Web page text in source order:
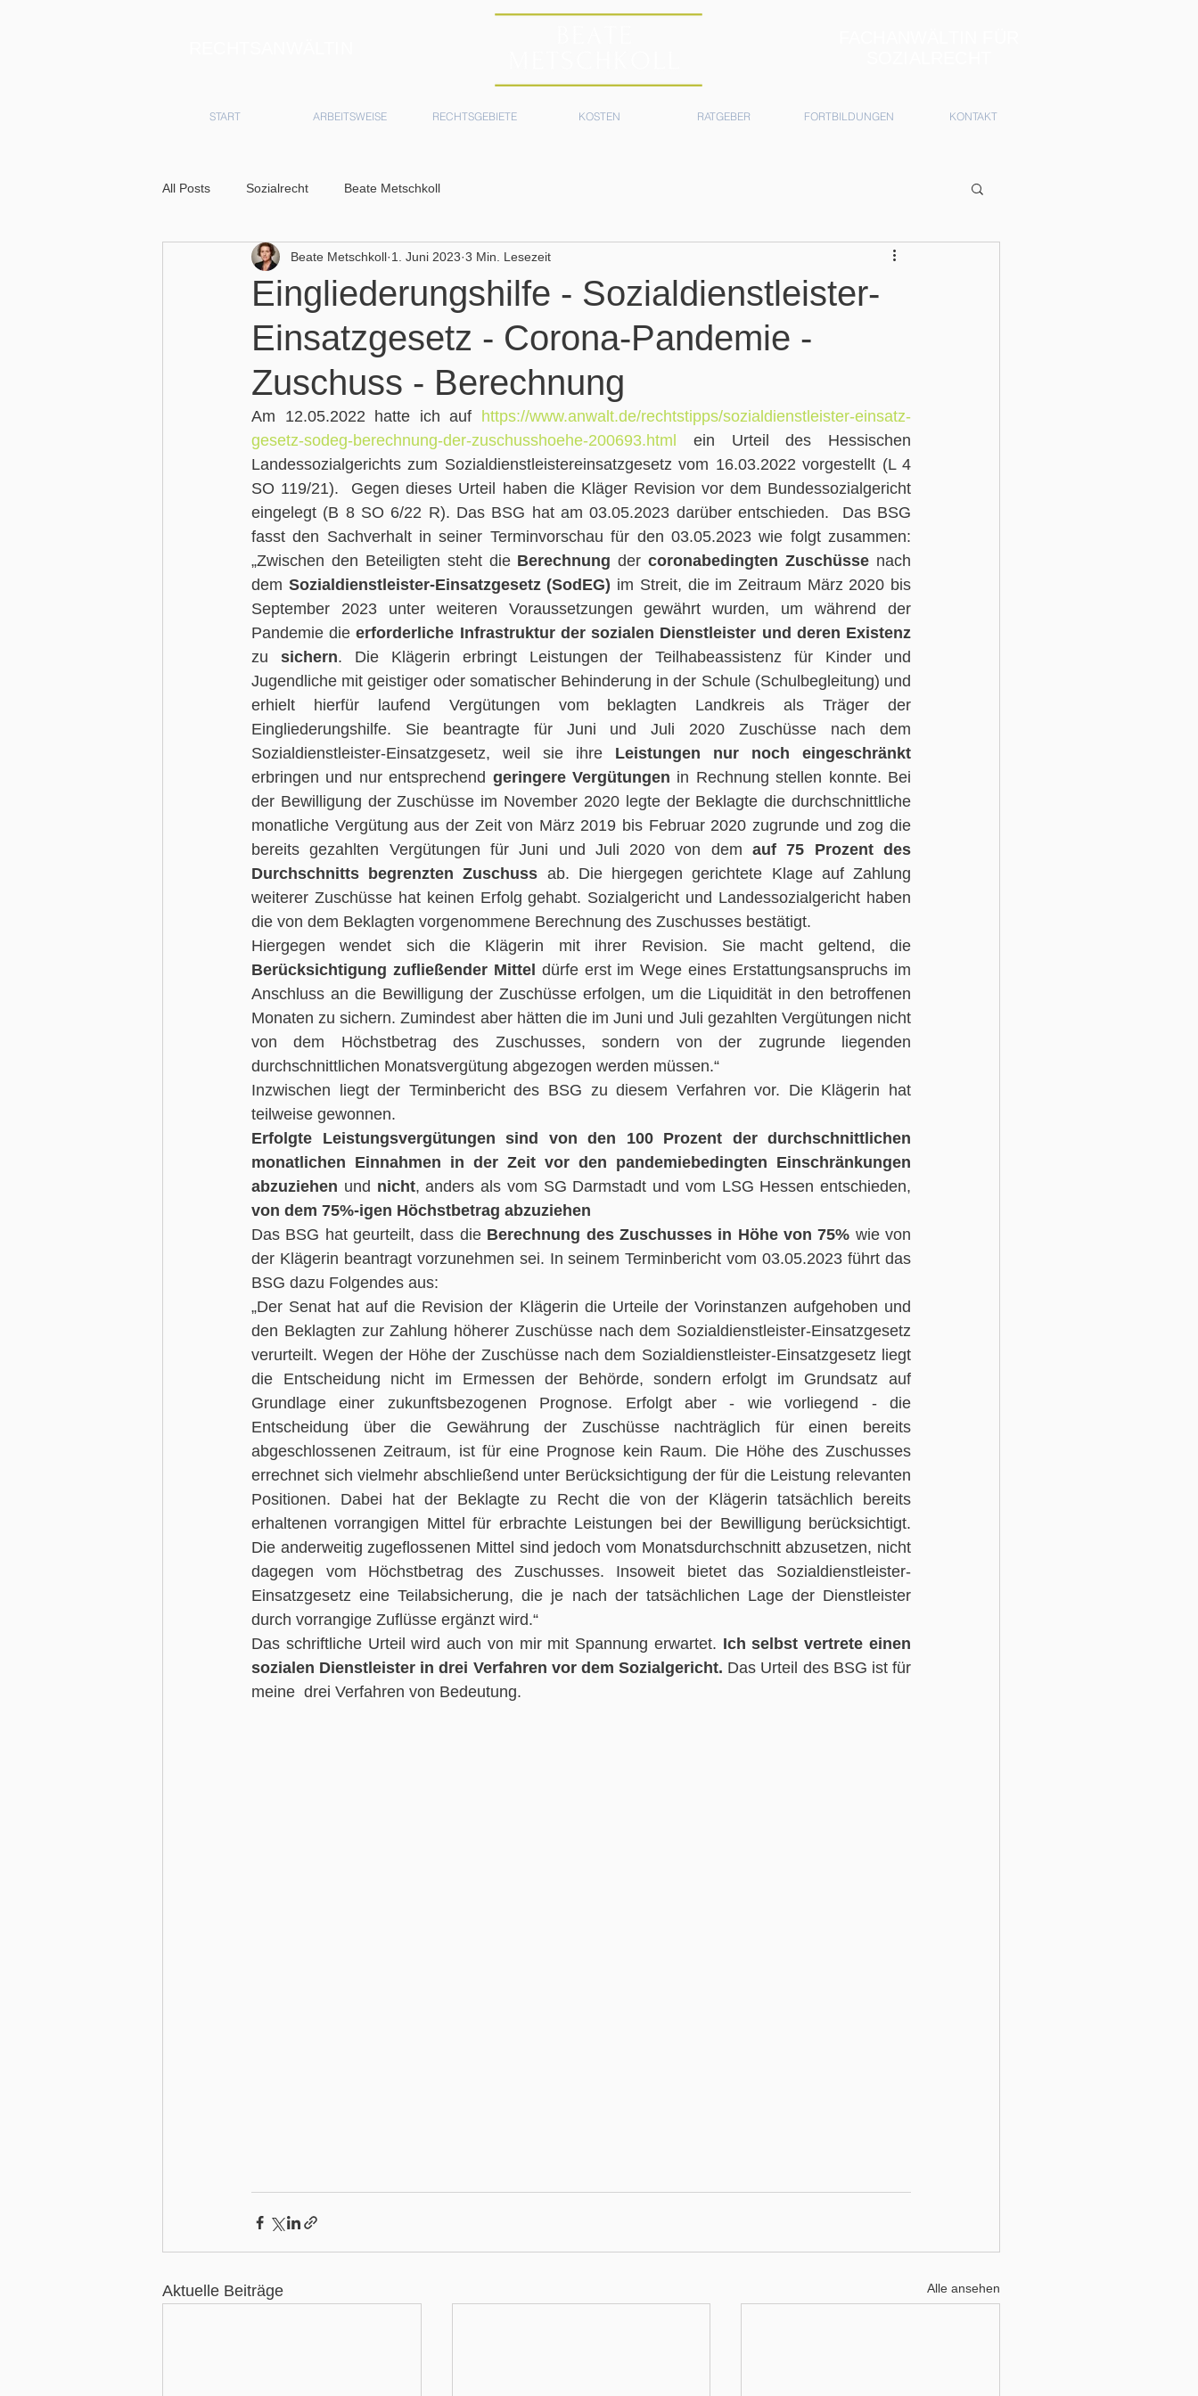
START ARBEITSWEISE RECHTSGEBIETE KOSTEN RATGEBER FORTBILDUNGEN KONTAKT
All Posts Sozialrecht Beate Metschkoll
Eingliederungshilfe - Sozialdienstleister-
Einsatzgesetz - Corona-Pandemie -
Zuschuss - Berechnung
Beate Metschkoll 1. Juni 2023 3 Min. Lesezeit
Am 12.05.2022 hatte ich auf https://www.anwalt.de/rechtstipps/sozialdienstleister-einsatz-
gesetz-sodeg-berechnung-der-zuschusshoehe-200693.html
ein Urteil des Hessischen
Landessozialgerichts zum Sozialdienstleistereinsatzgesetz vom 16.03.2022 vorgestellt (L 4
SO 119/21).  Gegen dieses Urteil haben die Kläger Revision vor dem Bundessozialgericht
eingelegt (B 8 SO 6/22 R). Das BSG hat am 03.05.2023 darüber entschieden.  Das BSG
fasst den Sachverhalt in seiner Terminvorschau für den 03.05.2023 wie folgt zusammen:
„Zwischen den Beteiligten steht die Berechnung der coronabedingten Zuschüsse nach
dem Sozialdienstleister-Einsatzgesetz (SodEG) im Streit, die im Zeitraum März 2020 bis
September 2023 unter weiteren Voraussetzungen gewährt wurden, um während der
Pandemie die erforderliche Infrastruktur der sozialen Dienstleister und deren Existenz
zu sichern. Die Klägerin erbringt Leistungen der Teilhabeassistenz für Kinder und
Jugendliche mit geistiger oder somatischer Behinderung in der Schule (Schulbegleitung) und
erhielt hierfür laufend Vergütungen vom beklagten Landkreis als Träger der
Eingliederungshilfe. Sie beantragte für Juni und Juli 2020 Zuschüsse nach dem
Sozialdienstleister-Einsatzgesetz, weil sie ihre
erbringen und nur entsprechend geringere Vergütungen in Rechnung stellen konnte. Bei
der Bewilligung der Zuschüsse im November 2020 legte der Beklagte die durchschnittliche
monatliche Vergütung aus der Zeit von März 2019 bis Februar 2020 zugrunde und zog die
bereits gezahlten Vergütungen für Juni und Juli 2020 von dem auf 75 Prozent des
Durchschnitts begrenzten Zuschuss ab. Die hiergegen gerichtete Klage auf Zahlung
weiterer Zuschüsse hat keinen Erfolg gehabt. Sozialgericht und Landessozialgericht haben
die von dem Beklagten vorgenommene Berechnung des Zuschusses bestätigt.
Berücksichtigung zufließender Mittel dürfe erst im Wege eines Erstattungsanspruchs im
Anschluss an die Bewilligung der Zuschüsse erfolgen, um die Liquidität in den betroffenen
Monaten zu sichern. Zumindest aber hätten die im Juni und Juli gezahlten Vergütungen nicht
von dem Höchstbetrag des Zuschusses, sondern von der zugrunde liegenden
durchschnittlichen Monatsvergütung abgezogen werden müssen.“
Inzwischen liegt der Terminbericht des BSG zu diesem Verfahren vor. Die Klägerin hat
teilweise gewonnen.
Erfolgte Leistungsvergütungen sind von den 100 Prozent der durchschnittlichen
monatlichen Einnahmen in der Zeit vor den pandemiebedingten Einschränkungen
abzuziehen und nicht
von dem 75%-igen Höchstbetrag abzuziehen
Das BSG hat geurteilt, dass die Berechnung des Zuschusses in Höhe von 75% wie von
der Klägerin beantragt vorzunehmen sei. In seinem Terminbericht vom 03.05.2023 führt das
BSG dazu Folgendes aus:
„Der Senat hat auf die Revision der Klägerin die Urteile der Vorinstanzen aufgehoben und
den Beklagten zur Zahlung höherer Zuschüsse nach dem Sozialdienstleister-Einsatzgesetz
verurteilt. Wegen der Höhe der Zuschüsse nach dem Sozialdienstleister-Einsatzgesetz liegt
die Entscheidung nicht im Ermessen der Behörde, sondern erfolgt im Grundsatz auf
Grundlage einer zukunftsbezogenen Prognose. Erfolgt aber - wie vorliegend - die
Entscheidung über die Gewährung der Zuschüsse nachträglich für einen bereits
abgeschlossenen Zeitraum, ist für eine Prognose kein Raum. Die Höhe des Zuschusses
errechnet sich vielmehr abschließend unter Berücksichtigung der für die Leistung relevanten
Positionen. Dabei hat der Beklagte zu Recht die von der Klägerin tatsächlich bereits
erhaltenen vorrangigen Mittel für erbrachte Leistungen bei der Bewilligung berücksichtigt.
Die anderweitig zugeflossenen Mittel sind jedoch vom Monatsdurchschnitt abzusetzen, nicht
dagegen vom Höchstbetrag des Zuschusses. Insoweit bietet das Sozialdienstleister-
Einsatzgesetz eine Teilabsicherung, die je nach der tatsächlichen Lage der Dienstleister
durch vorrangige Zuflüsse ergänzt wird.“
Das schriftliche Urteil wird auch von mir mit Spannung erwartet. Ich selbst vertrete einen
sozialen Dienstleister in drei Verfahren vor dem Sozialgericht. Das Urteil des BSG ist für
meine  drei Verfahren von Bedeutung.
Aktuelle Beiträge Alle ansehen